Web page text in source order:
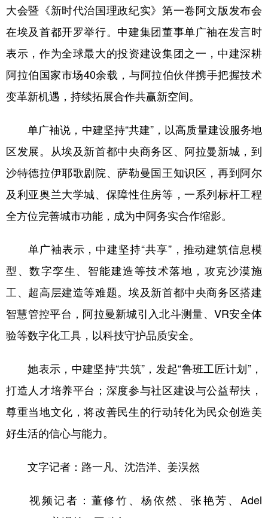
广东 广西 海南 重庆
四川 贵州 云南 西藏
陕西 甘肃 青海 宁夏
多语种频道
English Español Français عربى
Русский язык 日本語 한국어
大会暨《新时代治国理政纪实》第一卷阿文版发布会
在埃及首都开罗举行。中建集团董事单广袖在发言时
表示，作为全球最大的投资建设集团之一，中建深耕
阿拉伯国家市场40余载，与阿拉伯伙伴携手把握技术
变革新机遇，持续拓展合作共赢新空间。
单广袖说，中建坚持“共建”，以高质量建设服务地
区发展。从埃及新首都中央商务区、阿拉曼新城，到
沙特德拉伊耶歌剧院、萨勒曼国王知识区，再到阿尔
及利亚奥兰大学城、保障性住房等，一系列标杆工程
全方位完善城市功能，成为中阿务实合作缩影。
单广袖表示，中建坚持“共享”，推动建筑信息模
型、数字孪生、智能建造等技术落地，攻克沙漠施
工、超高层建造等难题。埃及新首都中央商务区搭建
智慧管控平台，阿拉曼新城引入北斗测量、VR安全体
验等数字化工具，以科技守护品质安全。
她表示，中建坚持“共筑”，发起“鲁班工匠计划”，
打造人才培养平台；深度参与社区建设与公益帮扶，
尊重当地文化，将改善民生的行动转化为民众创造美
好生活的信心与能力。
文字记者：路一凡、沈浩洋、姜淏然
视频记者：董修竹、杨依然、张艳芳、Adel